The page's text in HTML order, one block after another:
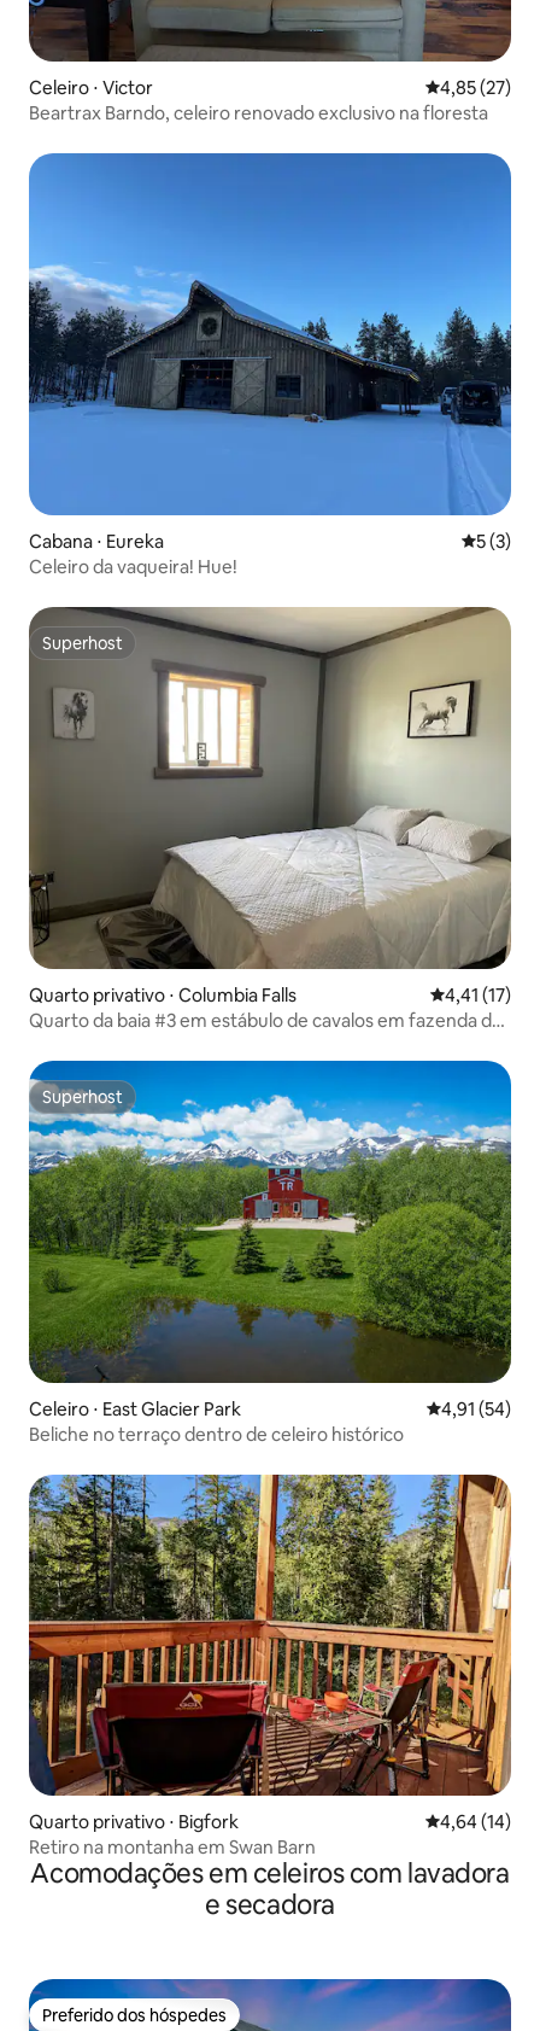
Celeiro ⋅ Victor 4,85 de uma
4,85 (27)
Beartrax Barndo, celeiro renovado exclusivo na floresta
Cabana ⋅ Eureka 5 de
5 (3)
Celeiro da vaqueira! Hue!
Superhost
Superhost
Quarto privativo ⋅ Columbia Falls 4,41 de uma
4,41 (17)
Quarto da baia #3 em estábulo de cavalos em fazenda de
Superhost
Superhost
Celeiro ⋅ East Glacier Park 4,91 de uma
4,91 (54)
Beliche no terraço dentro de celeiro histórico
Quarto privativo ⋅ Bigfork 4,64 de uma
4,64 (14)
Retiro na montanha em Swan Barn
Acomodações em celeiros com lavadora
e secadora
Preferido dos hóspedes
Preferido dos hóspedes